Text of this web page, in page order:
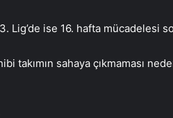
Lig’de ise 16. hafta mücadelesi
takımın sahaya çıkmaması